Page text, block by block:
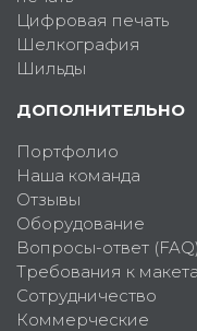
Цифровая печать
Шелкография
Шильды
ДОПОЛНИТЕЛЬНО
Портфолио
Наша команда
Отзывы
Оборудование
Вопросы-ответ (FAQ)
Требования к
Сотрудничество
Коммерческие